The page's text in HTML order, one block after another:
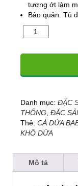
tương ớt làm
Bảo quản: Tủ
Cá
2-
3
nắng)
số
Danh mục: ĐẶC
THỐNG ĐẶC
Thẻ: CÁ DỨA
KHÔ DỨA
Mô tả